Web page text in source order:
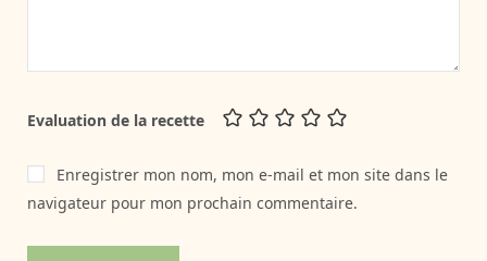
Evaluation de la recette
Enregistrer mon nom, mon e-mail et mon site dans le
navigateur pour mon prochain commentaire.